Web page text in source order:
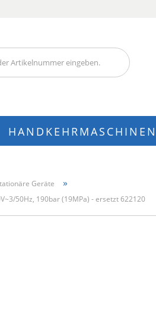
HANDKEHRMASCHINEN
Geräte »
50Hz, 190bar (19MPa) - ersetzt 622120